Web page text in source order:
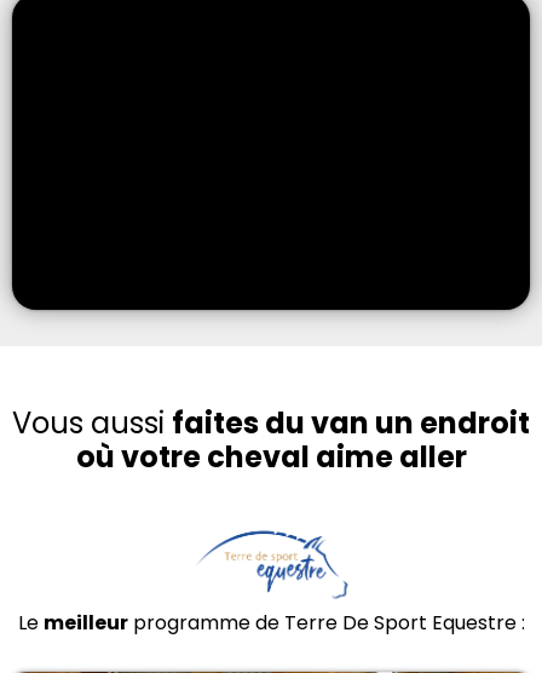
Vous aussi faites du van un endroit
où votre cheval aime aller
Le meilleurprogramme de Terre De Sport Equestre :